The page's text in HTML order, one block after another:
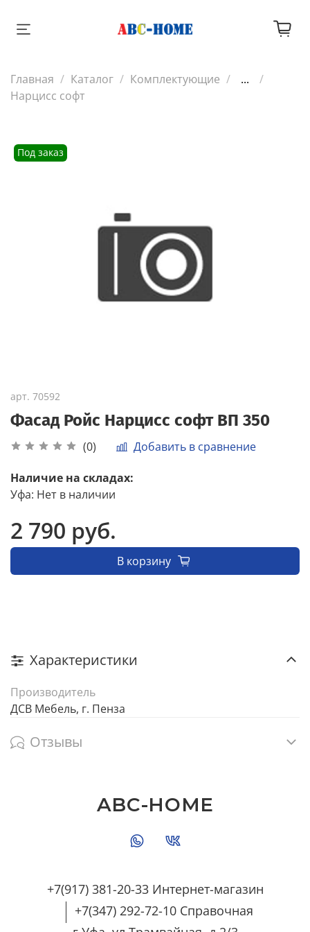
Главная Каталог Комплектующие
...
Нарцисс софт
Под заказ
арт. 70592
Фасад Ройс Нарцисс софт ВП 350
(0) Добавить в сравнение
Наличие на складах:
Уфа: Нет в наличии
2 790 руб.
В корзину
Характеристики
Производитель
ДСВ Мебель, г. Пенза
Отзывы
+7(917) 381-20-33 Интернет-магазин
+7(347) 292-72-10 Справочная
ABC-HOME